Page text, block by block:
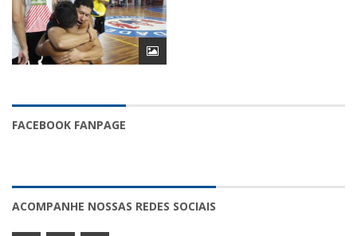
FACEBOOK FANPAGE
ACOMPANHE NOSSAS REDES SOCIAIS